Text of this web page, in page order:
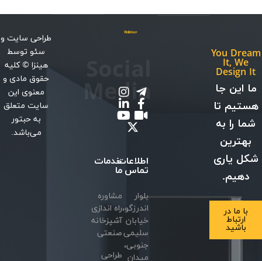
You Dream
It, We
Design It
ما این جا
هستیم تا
شما را به
بهترین
شکل یاری
دهیم.
با ما در
ارتباط
باشید
اطلاعات
تماس
بلوار
اندرزگو،
خیابان
سلیمی
جنوبی،
میدان
Media
خدمات
ما
مشاوره
راه اندازی
آشپزخانه
صنعتی
طراحی
طراحی سایتو
سئوتوسط
هینزا © کلیه
حقوق مادی و
معنوی این
سایت متعلق
به حبتور
می‌باشد.